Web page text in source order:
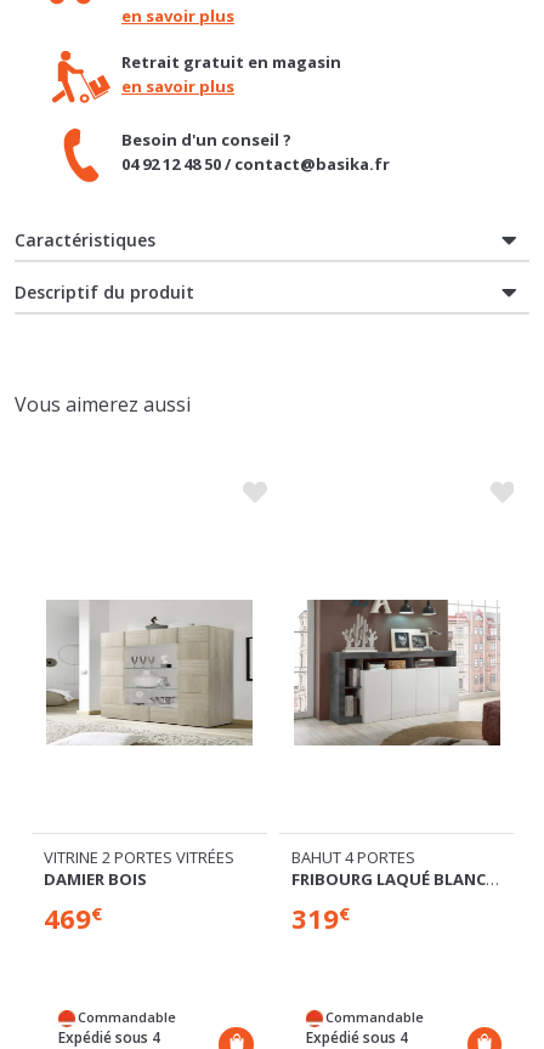
Retrait gratuit en magasin
Besoin d'un conseil ?
Descriptif du produit
DAMIER BOIS
469€
semaines
FRIBOURG LAQUÉ BLANC/OXYDE NOIR
319 €
semaines